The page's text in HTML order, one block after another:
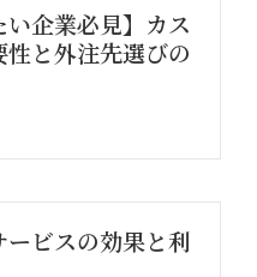
い企業必見】カス
と外注先選びの
ビスの効果と利